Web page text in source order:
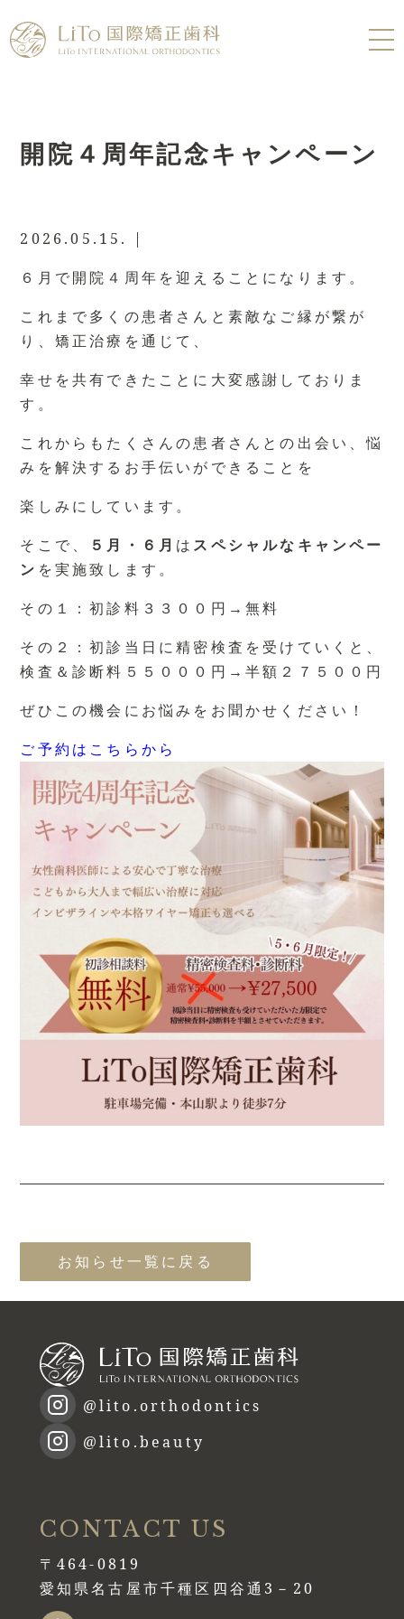
開院４周年記念キャンペーン
2026.05.15.
|
６月で開院４周年を迎えることになります。
これまで多くの患者さんと素敵なご縁が繋が
り、矯正治療を通じて、
幸せを共有できたことに大変感謝しておりま
す。
これからもたくさんの患者さんとの出会い、悩
みを解決するお手伝いができることを
楽しみにしています。
そこで、
５月・６月 は スペシャルなキャンペー
ン を実施致します。
その１：初診料３３００円→無料
その２：初診当日に精密検査を受けていくと、
検査＆診断料５５０００円→半額２７５００円
ぜひこの機会にお悩みをお聞かせください！
ご予約はこちらから
お知らせ一覧に戻る
@lito.orthodontics
@lito.beauty
CONTACT US
〒464-0819
愛知県名古屋市千種区四谷通3－20